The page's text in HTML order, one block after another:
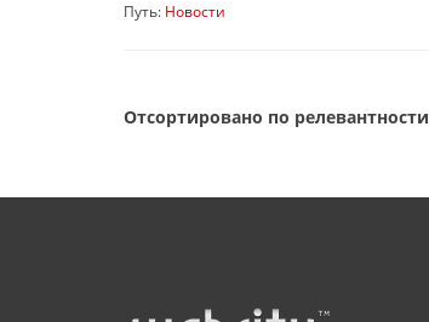
Путь: Новости
Отсортировано по релевантности